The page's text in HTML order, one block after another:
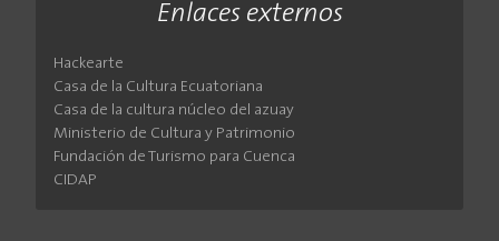
Enlaces externos
Hackearte
Casa de la Cultura Ecuatoriana
Casa de la cultura núcleo del azuay
Ministerio de Cultura y Patrimonio
Fundación de Turismo para Cuenca
CIDAP